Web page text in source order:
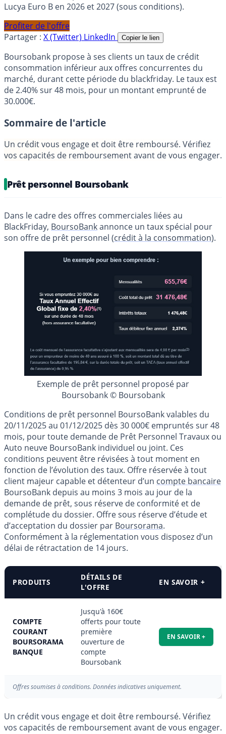
Lucya Euro B en 2026 et 2027 (sous conditions).
Profiter de l'offre
Partager : X (Twitter) LinkedIn Copier le lien
Boursobank propose à ses clients un taux de crédit
consommation inférieur aux offres concurrentes du
marché, durant cette période du blackfriday. Le taux est
de 2.40% sur 48 mois, pour un montant emprunté de
30.000€.
Sommaire de l'article
Un crédit vous engage et doit être remboursé. Vérifiez
vos capacités de remboursement avant de vous engager.
Prêt personnel Boursobank
Dans le cadre des offres commerciales liées au
BlackFriday, BoursoBankannonce un taux spécial pour
son offre de prêt personnel (crédit à la consommation).
Exemple de prêt personnel proposé par
Boursobank © Boursobank
Conditions de prêt personnel BoursoBank valables du
20/11/2025 au 01/12/2025 dès 30 000€ empruntés sur 48
mois, pour toute demande de Prêt Personnel Travaux ou
Auto neuve BoursoBank individuel ou joint. Ces
conditions peuvent être révisées à tout moment en
fonction de l’évolution des taux. Offre réservée à tout
client majeur capable et détenteur d’un compte bancaire
BoursoBank depuis au moins 3 mois au jour de la
demande de prêt, sous réserve de conformité et de
complétude du dossier. Offre sous réserve d’étude et
d’acceptation du dossier par Boursorama.
Conformément à la réglementation vous disposez d’un
délai de rétractation de 14 jours.
PRODUITS
DÉTAILS DE
L'OFFRE
EN SAVOIR +
COMPTE
COURANT
BOURSORAMA
BANQUE
Jusqu'à 160€
offerts pour toute
première
ouverture de
compte
Boursobank
EN SAVOIR +
Offres soumises à conditions. Données indicatives uniquement.
Un crédit vous engage et doit être remboursé. Vérifiez
vos capacités de remboursement avant de vous engager.